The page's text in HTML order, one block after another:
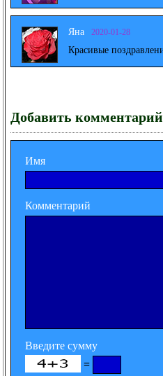
Яна 2020-01-28
Красивые
Добавить комментарий
Имя
Комментарий
Введите сумму
=